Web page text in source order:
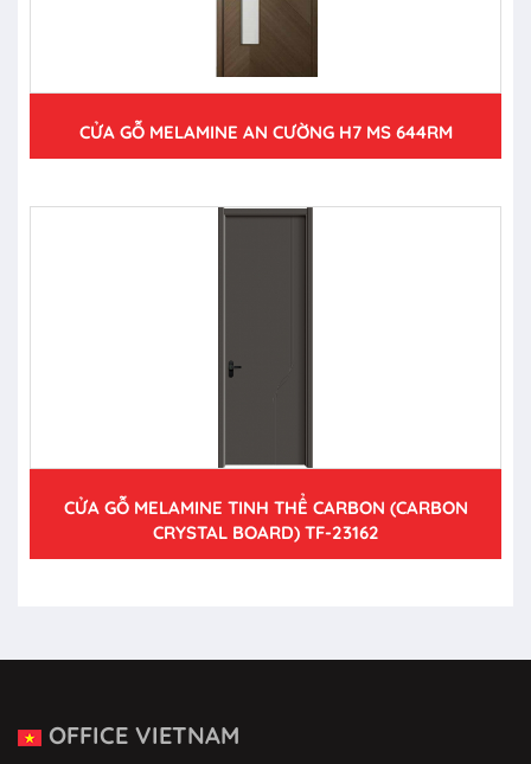
CỬA GỖ MELAMINE AN CƯỜNG H7 MS 644RM
CỬA GỖ MELAMINE TINH THỂ CARBON (CARBON
CRYSTAL BOARD) TF-23162
OFFICE VIETNAM